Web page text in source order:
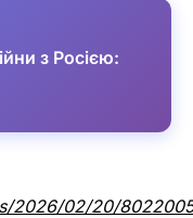
з Росією:
2026/02/20/